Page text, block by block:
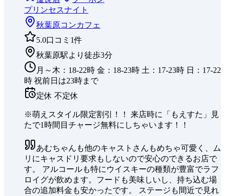
プリンセスナイト
秋葉原コンカフェ
5.0口コミ 1件
秋葉原駅より徒歩3分
月～木：18-22時 金：18-23時 土：17-23時 日：17-22
時 祝前日は23時まで
定休 不定休
※萌えスタイル限定割引！！ 来店時に「もえすた」見
たで1時間目チャージ無料にしちゃいます！！
あむちゃんも他のキャストさんもめちゃ可愛く、ム
リにキャスドリ要求もしないので安心のできるお店で
す。 アルコールも特にウイスキーの種類が豊富でラフ
ロイグが飲めます。フードも美味しいし、持ち込む場
合の追加料金も安かったです。 ステージも間近で見れ